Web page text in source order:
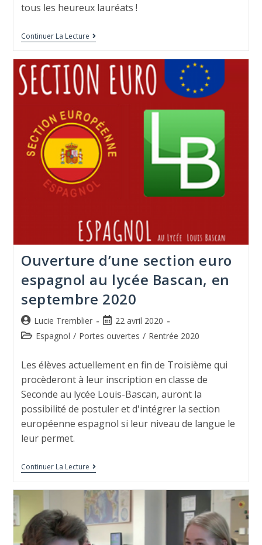
tous les heureux lauréats !
Continuer La Lecture
Ouverture d’une section euro
espagnol au lycée Bascan, en
septembre 2020
Lucie Tremblier
22 avril 2020
Espagnol / Portes ouvertes / Rentrée 2020
Les élèves actuellement en fin de Troisième qui
procèderont à leur inscription en classe de
Seconde au lycée Louis-Bascan, auront la
possibilité de postuler et d'intégrer la section
européenne espagnol si leur niveau de langue le
leur permet.
Continuer La Lecture